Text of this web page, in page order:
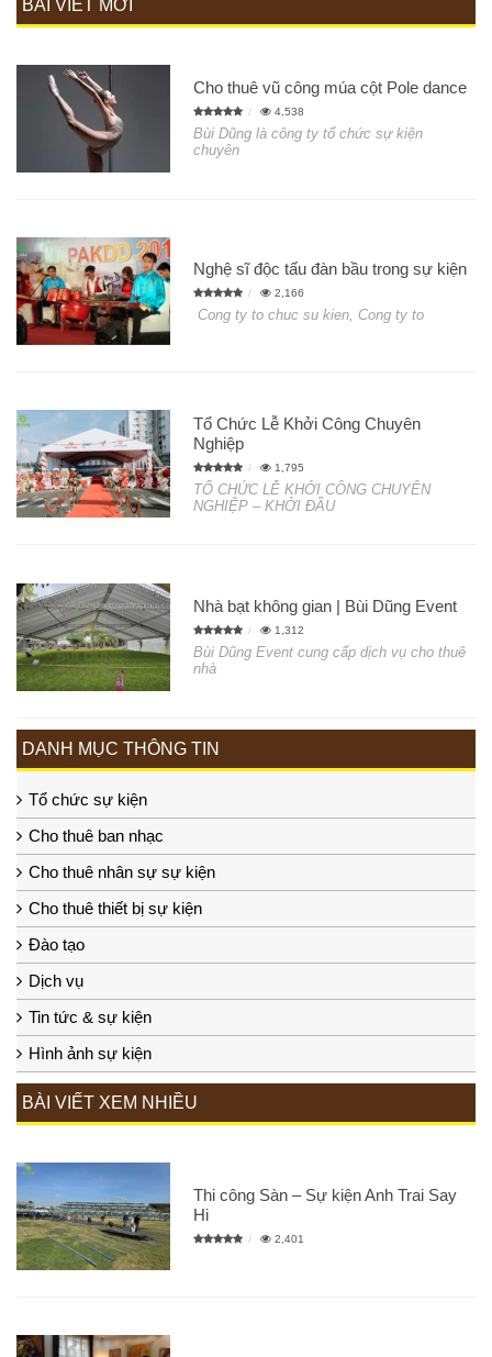
BÀI VIẾT MỚI
Cho thuê vũ công múa cột Pole dance
4,538
Bùi Dũng là công ty tổ chức sự kiện
chuyên
Nghệ sĩ độc tấu đàn bầu trong sự kiện
2,166
Cong ty to chuc su kien, Cong ty to
Tổ Chức Lễ Khởi Công Chuyên
Nghiệp
1,795
TỔ CHỨC LỄ KHỞI CÔNG CHUYÊN
NGHIỆP – KHỞI ĐẦU
Nhà bạt không gian | Bùi Dũng Event
1,312
Bùi Dũng Event cung cấp dịch vụ cho thuê
nhà
DANH MỤC THÔNG TIN
Tổ chức sự kiện
Cho thuê ban nhạc
Cho thuê nhân sự sự kiện
Cho thuê thiết bị sự kiện
Đào tạo
Dịch vụ
Tin tức & sự kiện
Hình ảnh sự kiện
BÀI VIẾT XEM NHIỀU
Thi công Sàn – Sự kiện Anh Trai Say
Hi
2,401